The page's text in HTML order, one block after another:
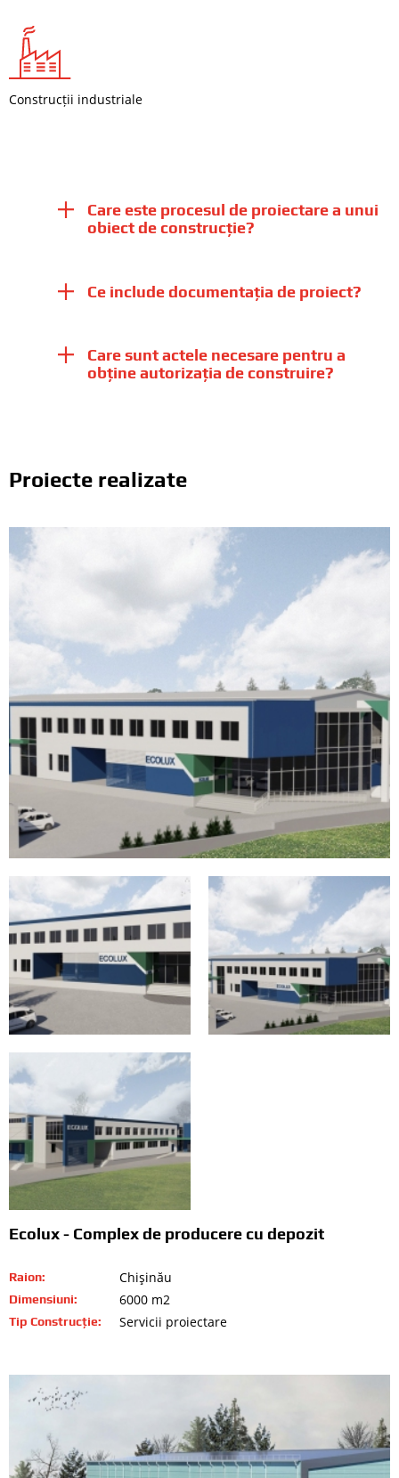
Construcții industriale
Care este procesul de proiectare a unui
obiect de construcție?
Ce include documentația de proiect?
Care sunt actele necesare pentru a
obține autorizația de construire?
Proiecte realizate
Ecolux - Complex de producere cu depozit
Raion: Chişinău
Dimensiuni: 6000 m2
Tip Construcție: Servicii proiectare